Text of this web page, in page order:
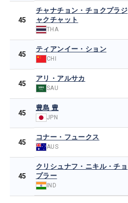
45
チャナチョン・チョクプラジ
ャクチャット
THA
45
ティアンイー・ション
CHI
45
アリ・アルサカ
SAU
45
豊島 豊
JPN
45
コナー・フュークス
AUS
45
クリシュナフ・ニキル・チョ
プラー
IND